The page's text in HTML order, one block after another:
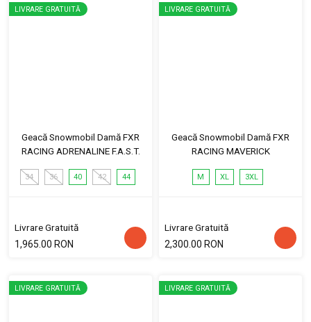
LIVRARE GRATUITĂ
Geacă Snowmobil Damă FXR
RACING ADRENALINE F.A.S.T.
34 36 40 42 44
Livrare Gratuită
1,965.00 RON
LIVRARE GRATUITĂ
Geacă Snowmobil Damă FXR
RACING MAVERICK
M XL 3XL
Livrare Gratuită
2,300.00 RON
LIVRARE GRATUITĂ LIVRARE GRATUITĂ